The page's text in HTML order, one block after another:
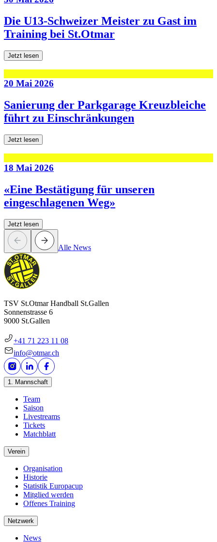
Die U13-Schweizer Meister zu Gast im
Training bei St.Otmar
Jetzt lesen
20 Mai 2026
Sanierung der Parkgarage Kreuzbleiche
führt zu Einschränkungen
Jetzt lesen
18 Mai 2026
«Eine Bestätigung für unseren
eingeschlagenen Weg»
Jetzt lesen
Alle News
TSV St.Otmar Handball St.Gallen
Sonnenstrasse 6
9000 St.Gallen
+41 71 223 11 08
info@otmar.ch
1. Mannschaft
Team
Saison
Livestreams
Tickets
Matchblatt
Verein
Organisation
Historie
Statistik Europacup
Mitglied werden
Offenes Training
Netzwerk
News